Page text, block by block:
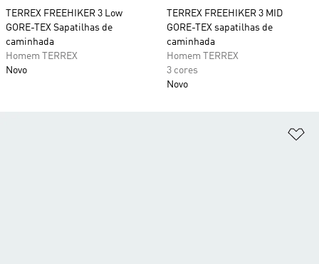
TERREX FREEHIKER 3 Low
GORE-TEX Sapatilhas de
caminhada
Homem TERREX
Novo
TERREX FREEHIKER 3 MID
GORE-TEX sapatilhas de
caminhada
Homem TERREX
3 cores
Novo